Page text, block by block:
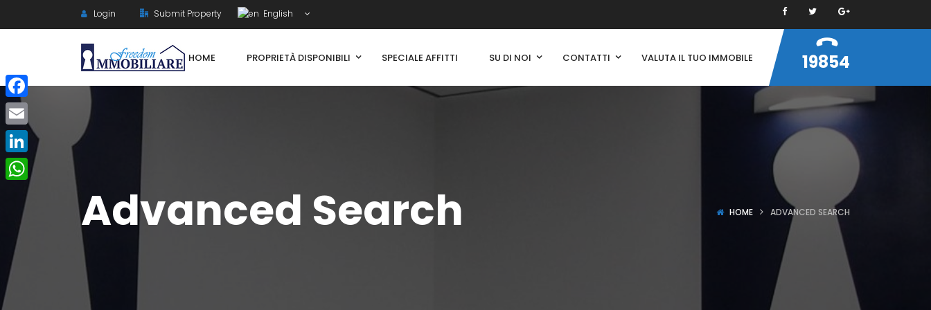
Login Submit Property English
HOME PROPRIETÀ DISPONIBILI SPECIALE AFFITTI SU DI NOI CONTATTI VALUTA IL TUO IMMOBILE 19854
Advanced Search HOME ADVANCED SEARCH
Facebook
Email
LinkedIn
WhatsApp